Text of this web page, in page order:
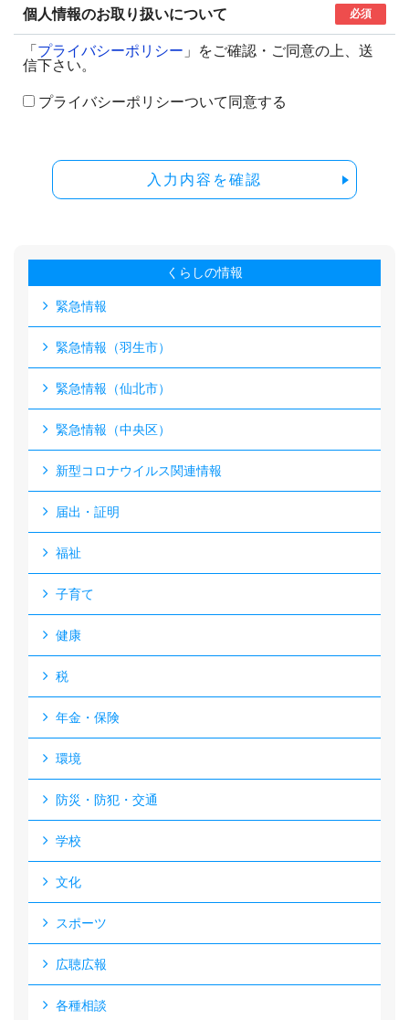
個人情報のお取り扱いについて 必須
「 プライバシーポリシー 」をご確認・ご同意の上、送
信下さい。
プライバシーポリシーついて同意する
入力内容を確認
くらしの情報
緊急情報
緊急情報（羽生市）
緊急情報（仙北市）
緊急情報（中央区）
新型コロナウイルス関連情報
届出・証明
福祉
子育て
健康
税
年金・保険
環境
防災・防犯・交通
学校
文化
スポーツ
広聴広報
各種相談